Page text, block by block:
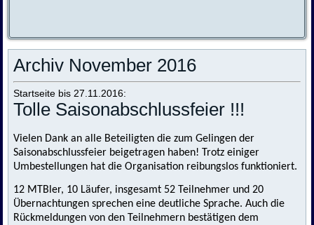
Archiv November 2016
Startseite bis 27.11.2016:
Tolle Saisonabschlussfeier !!!
Vielen Dank an alle Beteiligten die zum Gelingen der
Saisonabschlussfeier beigetragen haben! Trotz einiger
Umbestellungen hat die Organisation reibungslos funktioniert.
12 MTBler, 10 Läufer, insgesamt 52 Teilnehmer und 20
Übernachtungen sprechen eine deutliche Sprache. Auch die
Rückmeldungen von den Teilnehmern bestätigen dem